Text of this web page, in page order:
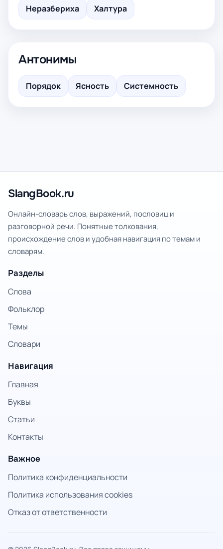
Неразбериха
Халтура
Антонимы
Порядок Ясность Системность
SlangBook.ru
Онлайн-словарь слов, выражений, пословиц и
разговорной речи. Понятные толкования,
происхождение слов и удобная навигация по темам и
словарям.
Разделы
Слова
Фольклор
Темы
Словари
Навигация
Главная
Буквы
Статьи
Контакты
Важное
Политика конфиденциальности
Политика использования cookies
Отказ от ответственности